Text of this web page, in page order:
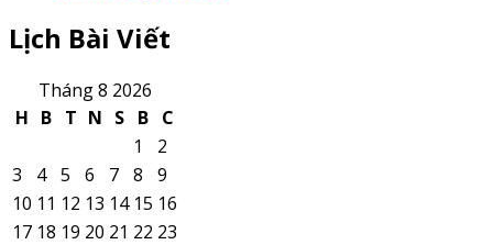
Lịch Bài Viết
Tháng 8 2026
H B T N S B C
1
2
3
4 5 6 7 8
9
10 11 12 13 14 15 16
17 18 19 20 21 22 23